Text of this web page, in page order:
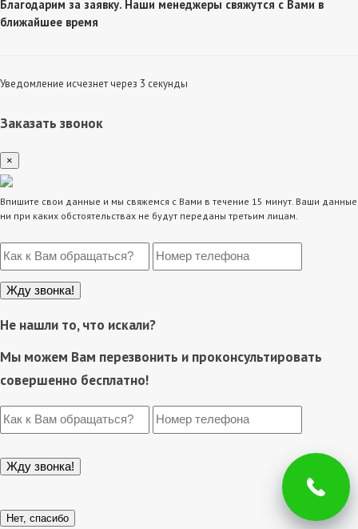
Благодарим за заявку. Наши менеджеры свяжутся с Вами в
ближайшее время
Уведомление исчезнет через 3 секунды
Заказать звонок
×
Впишите свои данные и мы свяжемся с Вами в течение 15 минут. Ваши данные
ни при каких обстоятельствах не будут переданы третьим лицам.
Не нашли то, что искали?
Мы можем Вам перезвонить и проконсультировать
совершенно бесплатно!
Нет, спасибо